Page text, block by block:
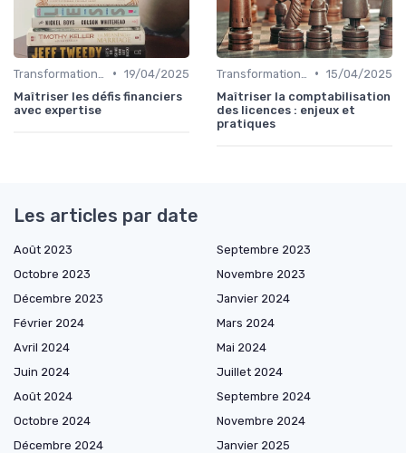
• 19/04/2025
Maîtriser les défis financiers
avec expertise
• 15/04/2025
Maîtriser la comptabilisation
des licences : enjeux et
pratiques
Les articles par date
Août 2023
Septembre 2023
Octobre 2023
Novembre 2023
Décembre 2023
Janvier 2024
Février 2024
Mars 2024
Avril 2024
Mai 2024
Juin 2024
Juillet 2024
Août 2024
Septembre 2024
Octobre 2024
Novembre 2024
Décembre 2024
Janvier 2025